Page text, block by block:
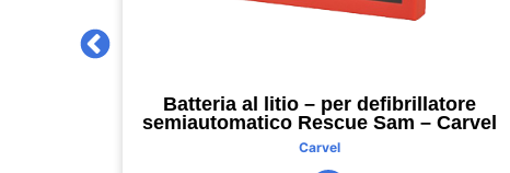
Batteria al litio – per defibrillatore
semiautomatico Rescue Sam – Carvel
Carvel